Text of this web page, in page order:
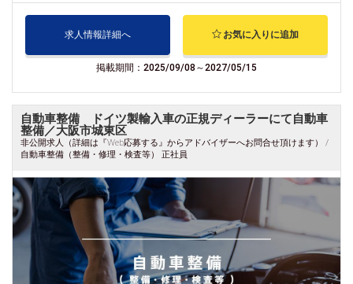
求人情報詳細へ お気に入りに追加
掲載期間：2025/09/08～2027/05/15
自動車整備 ドイツ製輸入車の正規ディーラーにて自動車
整備／大阪市城東区
非公開求人（詳細は『Web応募する』からアドバイザーへお問合せ頂けます） /
自動車整備（整備・修理・検査等） 正社員